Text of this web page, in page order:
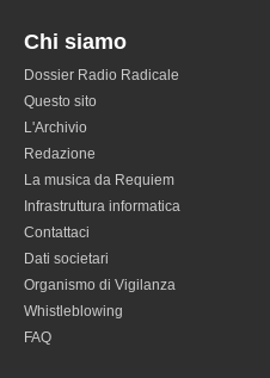
Chi siamo
Dossier Radio Radicale
Questo sito
L'Archivio
Redazione
La musica da Requiem
Infrastruttura informatica
Contattaci
Dati societari
Organismo di Vigilanza
Whistleblowing
FAQ